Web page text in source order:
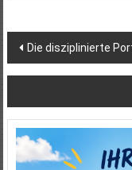
Die disziplinierte